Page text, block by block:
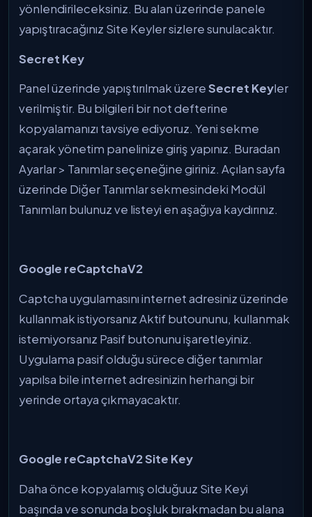
yönlendirileceksiniz. Bu alan üzerinde panele
yapıştıracağınız Site Keyler sizlere sunulacaktır.
Secret Key
Panel üzerinde yapıştırılmak üzereSecret Keyler
verilmiştir. Bu bilgileri bir not defterine
kopyalamanızı tavsiye ediyoruz. Yeni sekme
açarak yönetim panelinize giriş yapınız. Buradan
Ayarlar > Tanımlar seçeneğine giriniz. Açılan sayfa
üzerinde Diğer Tanımlar sekmesindeki Modül
Tanımları bulunuz ve listeyi en aşağıya kaydırınız.
Google reCaptchaV2
Captcha uygulamasını internet adresiniz üzerinde
kullanmak istiyorsanız Aktif butoununu, kullanmak
istemiyorsanız Pasif butonunu işaretleyiniz.
Uygulama pasif olduğu sürece diğer tanımlar
yapılsa bile internet adresinizin herhangi bir
yerinde ortaya çıkmayacaktır.
Google reCaptchaV2 Site Key
Daha önce kopyalamış olduğuuz Site Keyi
başında ve sonunda boşluk bırakmadan bu alana